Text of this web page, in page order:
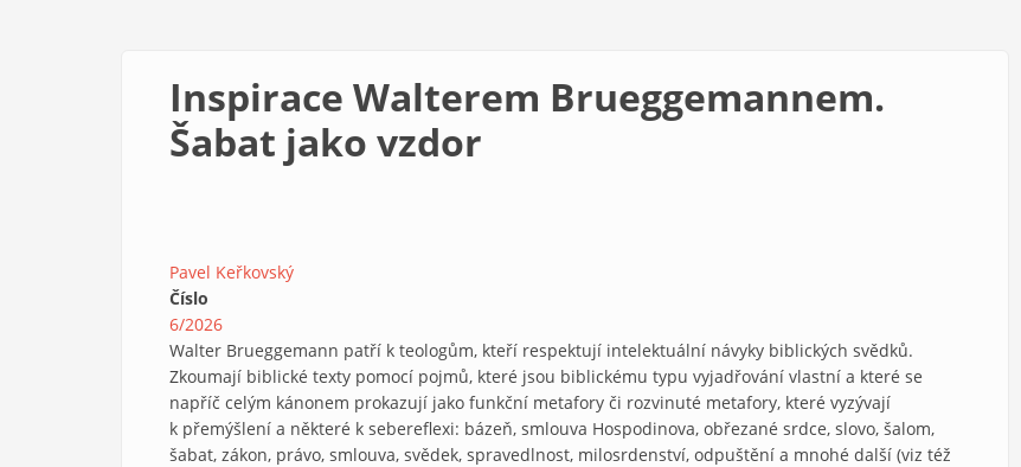
Inspirace Walterem Brueggemannem.
Šabat jako vzdor
Pavel Keřkovský
Číslo
6/2026
Walter Brueggemann patří k teologům, kteří respektují intelektuální návyky biblických svědků.
Zkoumají biblické texty pomocí pojmů, které jsou biblickému typu vyjadřování vlastní a které se
napříč celým kánonem prokazují jako funkční metafory či rozvinuté metafory, které vyzývají
k přemýšlení a některé k sebereflexi: bázeň, smlouva Hospodinova, obřezané srdce, slovo, šalom,
šabat, zákon, právo, smlouva, svědek, spravedlnost, milosrdenství, odpuštění a mnohé další (viz též